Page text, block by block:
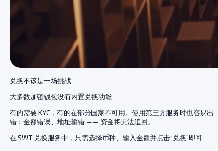
兑换不该是一场挑战
大多数加密钱包没有内置兑换功能
有的需要 KYC，有的在部分国家不可用。使用第三方服务时也容易出
错：金额错误、地址输错 —— 资金将无法追回。
在 SWT 兑换服务中，只需选择币种、输入金额并点击“兑换”即可